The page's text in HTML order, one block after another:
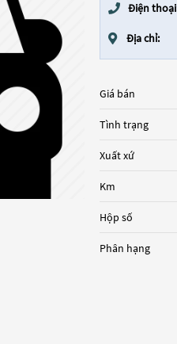
Điện
Địa chỉ:
Giá bán
Tình trạng
Xuất xứ
Km
Hộp số
Phân hạng